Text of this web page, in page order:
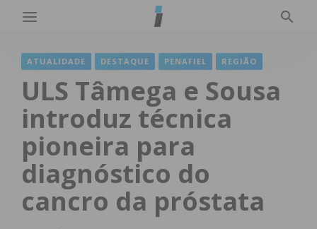
ATUALIDADE DESTAQUE PENAFIEL REGIÃO
ULS Tâmega e Sousa
introduz técnica
pioneira para
diagnóstico do
cancro da próstata